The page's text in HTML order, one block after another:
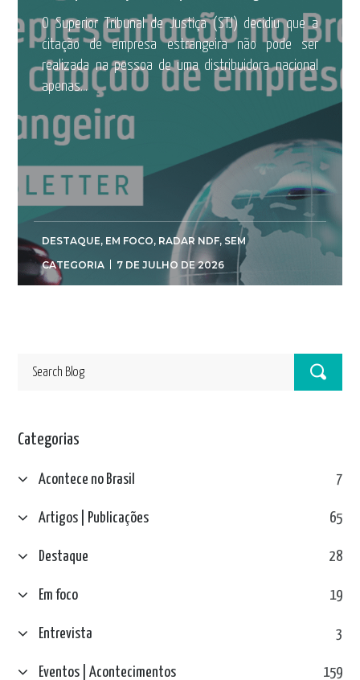
O Superior Tribunal de Justiça (STJ) decidiu que a
citação de empresa estrangeira não pode ser
realizada na pessoa de uma distribuidora nacional
apenas...
DESTAQUE, EM FOCO, RADAR NDF, SEM
CATEGORIA
7 DE JULHO DE 2026
Categorias
Acontece no Brasil 7
Artigos | Publicações 65
Destaque 28
Em foco 19
Entrevista 3
Eventos | Acontecimentos 159